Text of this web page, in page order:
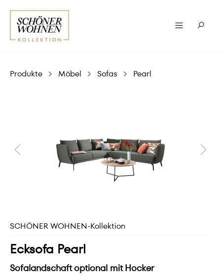
Produkte Möbel Sofas Pearl
SCHÖNER WOHNEN-Kollektion
Ecksofa Pearl
Sofalandschaft optional mit Hocker